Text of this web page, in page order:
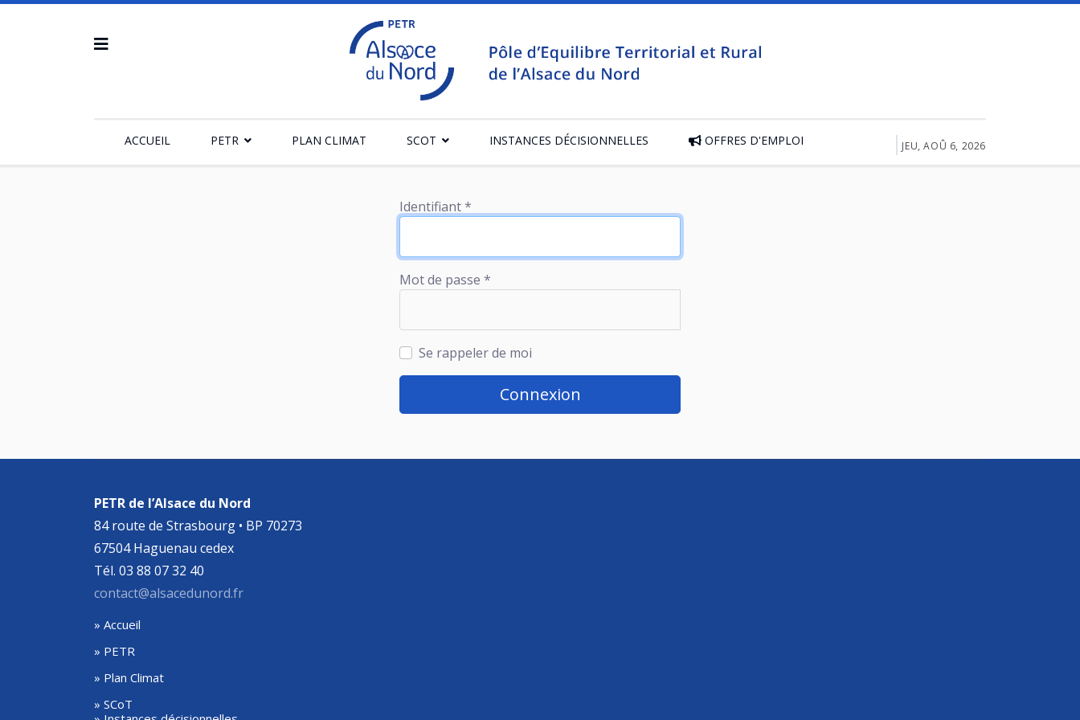
ACCUEIL PETR PLAN CLIMAT SCOT INSTANCES DÉCISIONNELLES OFFRES D'EMPLOI JEU, AOÛ 6, 2026
Identifiant*
Mot de passe *
Se rappeler de moi
Connexion
PETR de l’Alsace du Nord
84 route de Strasbourg • BP 70273
67504 Haguenau cedex
Tél. 03 88 07 32 40
contact@alsacedunord.fr
» Accueil
» PETR
» Plan Climat
» SCoT